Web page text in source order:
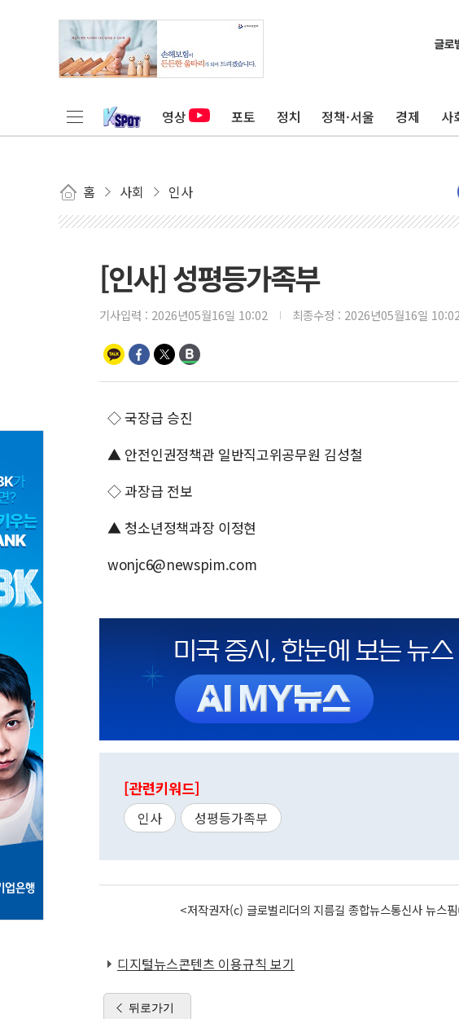
영상 포토 정치 정책·서울 경제 사
홈 사회 인사
[인사] 성평등가족부
기사입력 : 2026년05월16일 10:02 최종수정 : 2026년05월16일 10:02
◇ 국장급 승진
▲ 안전인권정책관 일반직고위공무원 김성철
◇ 과장급 전보
▲ 청소년정책과장 이정현
wonjc6@newspim.com
[관련키워드]
인사 성평등가족부
<저작권자(c) 글로벌리더의 지름길 종합뉴스통신사 뉴
디지털뉴스콘텐츠 이용규칙 보기
뒤로가기